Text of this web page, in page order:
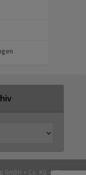
GmbH + Co. KG — Theme